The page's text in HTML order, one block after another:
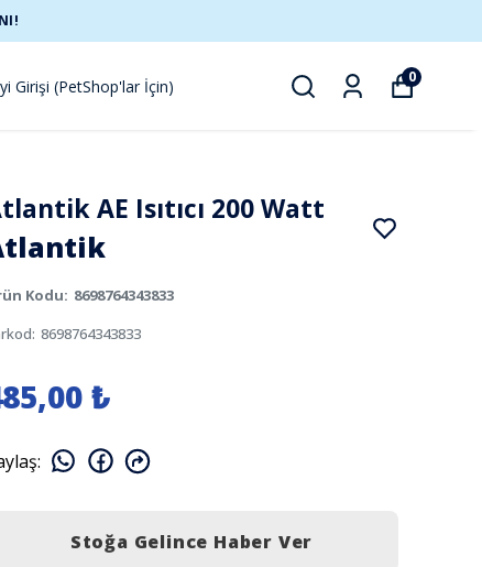
Girişi (PetShop'lar İçin) 0
AE Isıtıcı 200 Watt
Kodu: 8698764343833
: 8698764343833
₺
:
Stoğa Gelince Haber Ver